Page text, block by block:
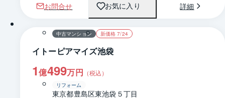
お問合せ お気に入り 詳細
1 / 0 間取り
中古マンション 新価格 7/24
イトーピアマイズ池袋
1億499万円 （税込）
リフォーム
東京都豊島区東池袋５丁目